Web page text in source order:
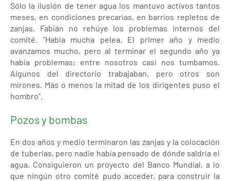
Sólo la ilusión de tener agua los mantuvo activos tantos
meses, en condiciones precarias, en barrios repletos de
zanjas. Fabián no rehúye los problemas internos del
comité. "Había mucha pelea. El primer año y medio
avanzamos mucho, pero al terminar el segundo año ya
había problemas; entre nosotros casi nos tumbamos.
Algunos del directorio trabajaban, pero otros son
mirones. Más o menos la mitad de los dirigentes puso el
hombro".
Pozos y bombas
En dos años y medio terminaron las zanjas y la colocación
de tuberías, pero nadie había pensado de dónde saldría el
agua. Consiguieron un proyecto del Banco Mundial, a lo
que ningún otro comité pudo acceder, para construir la